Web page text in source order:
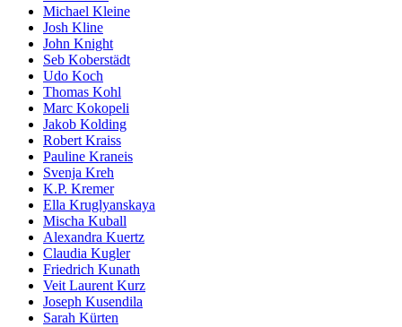
Michael Kleine
Josh Kline
John Knight
Seb Koberstädt
Udo Koch
Thomas Kohl
Marc Kokopeli
Jakob Kolding
Robert Kraiss
Pauline Kraneis
Svenja Kreh
K.P. Kremer
Ella Kruglyanskaya
Mischa Kuball
Alexandra Kuertz
Claudia Kugler
Friedrich Kunath
Veit Laurent Kurz
Joseph Kusendila
Sarah Kürten